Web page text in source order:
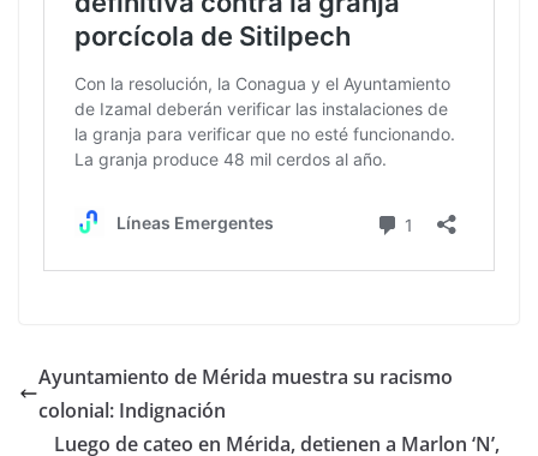
Ayuntamiento de Mérida muestra su racismo
colonial: Indignación
Luego de cateo en Mérida, detienen a Marlon ‘N’,